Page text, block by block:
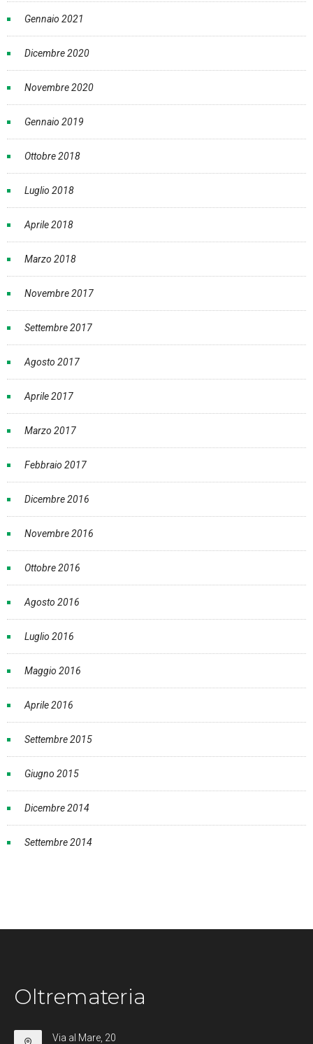
Gennaio 2021
Dicembre 2020
Novembre 2020
Gennaio 2019
Ottobre 2018
Luglio 2018
Aprile 2018
Marzo 2018
Novembre 2017
Settembre 2017
Agosto 2017
Aprile 2017
Marzo 2017
Febbraio 2017
Dicembre 2016
Novembre 2016
Ottobre 2016
Agosto 2016
Luglio 2016
Maggio 2016
Aprile 2016
Settembre 2015
Giugno 2015
Dicembre 2014
Settembre 2014
Oltremateria
Via al Mare, 20